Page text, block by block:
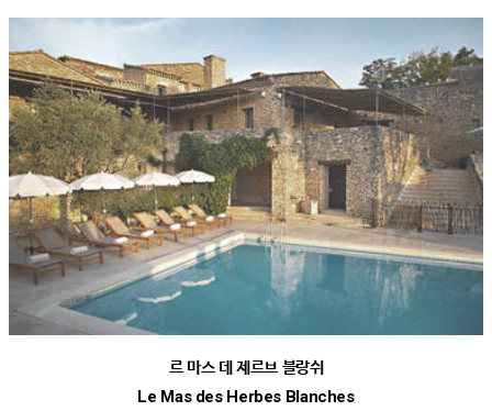
르 마스 데 제르브 블랑쉬
Le Mas des Herbes Blanches